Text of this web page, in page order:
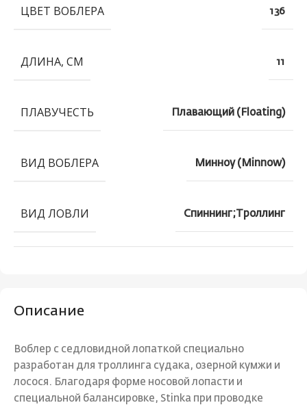
Описание
Воблер с седловидной лопаткой специально
разработан для троллинга судака, озерной кумжи и
лосося. Благодаря форме носовой лопасти и
специальной балансировке, Stinka при проводке
ЦВЕТ ВОБЛЕРА 136
ДЛИНА, СМ 11
ПЛАВУЧЕСТЬ Плавающий (Floating)
ВИД ВОБЛЕРА Минноу (Minnow)
ВИД ЛОВЛИ Спиннинг;Троллинг